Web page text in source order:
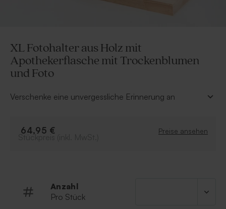
XL Fotohalter aus Holz mit
Apothekerflasche mit Trockenblumen
und Foto
Verschenke eine unvergessliche Erinnerung an
Fototafel ist ein einzigartiges Geschenk. Außerdem
einen erneuerten Trockenblumenstrauß. Die
Zusammensetzung des Straußes kann je nach
64,95 € Preise ansehen
Anzahl
Pro Stück